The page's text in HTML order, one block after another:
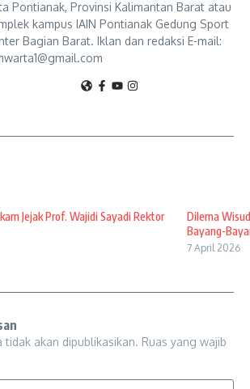
Pontianak, Provinsi Kalimantan Barat atau
kampus IAIN Pontianak Gedung Sport
Bagian Barat. Iklan dan redaksi E-mail:
Jejak Prof. Wajidi Sayadi Rektor
Dilema
Bayang-
7 April 2026
tidak akan dipublikasikan. Ruas yang wajib